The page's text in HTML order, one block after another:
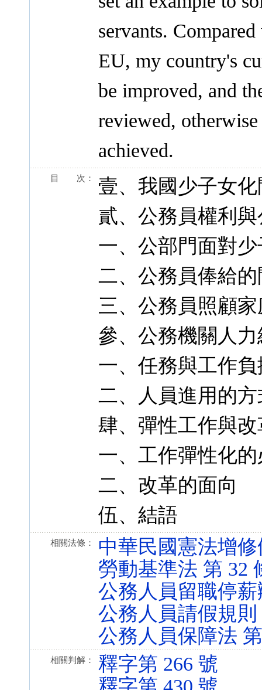
servants.
EU, my country's
be improved, and
reviewed,
achieved.
目 次：
壹、我國少子女
貳、公務員權利
一、公部門面對
二、公務員俸給
三、公務員照顧
參、公務機關人
一、任務與工作
二、人員進用的方
肆、彈性工作與
一、工作彈性化
二、改革的面向
伍、結語
相關法條：
中華民國憲法增修
勞動基準法 第 32
公務人員留職停薪
公務人員請假規則
公務人員保障法
相關判解：
釋字第 266 號